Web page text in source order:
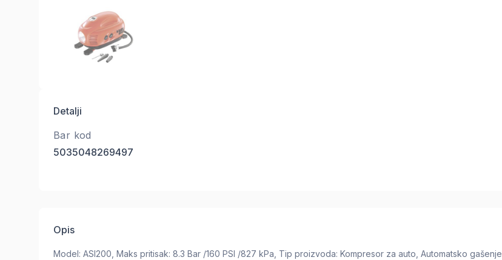
Detalji
Bar kod
5035048269497
Opis
Model: ASI200, Maks pritisak: 8.3 Bar /160 PSI /827 kPa, Tip proizvoda: Kompresor za auto, Automatsko gašenje